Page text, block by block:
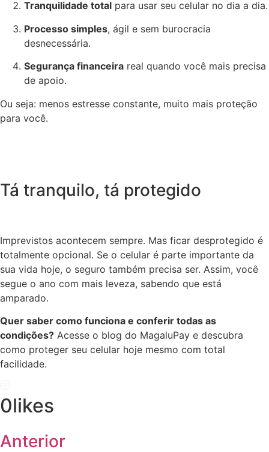
Tranquilidade total para usar seu celular no dia a dia.
Processo simples, ágil e sem burocracia
desnecessária.
Segurança financeira real quando você mais precisa
de apoio.
Ou seja: menos estresse constante, muito mais proteção
para você.
Tá tranquilo, tá protegido
Imprevistos acontecem sempre. Mas ficar desprotegido é
totalmente opcional. Se o celular é parte importante da
sua vida hoje, o seguro também precisa ser. Assim, você
segue o ano com mais leveza, sabendo que está
amparado.
Quer saber como funciona e conferir todas as
condições? Acesse o blog do MagaluPay e descubra
como proteger seu celular hoje mesmo com total
facilidade.
0likes
Anterior